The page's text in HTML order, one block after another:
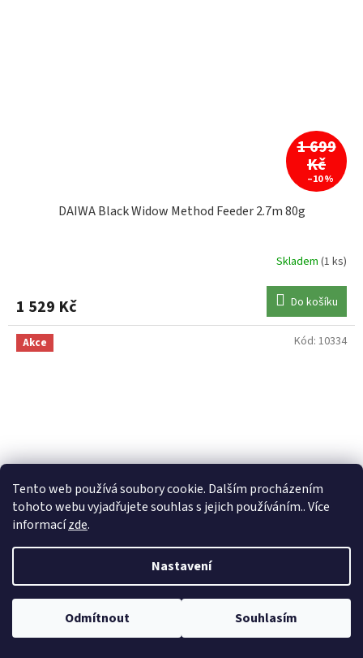
Tento web používá soubory cookie. Dalším procházením
tohoto webu vyjadřujete souhlas s jejich používáním.. Více
informacízde.
Nastavení
Odmítnout Souhlasím
1 699
Kč
–10 %
DAIWA Black Widow Method Feeder 2.7m 80g
Skladem (1 ks)
1 529 Kč Do košíku
Akce
Kč
DAIWA prut Caldia Spin 2,10m 7-21g
Kód: 10334